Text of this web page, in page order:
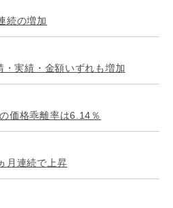
続の増加
実績・金額いずれも増加
価格乖離率は6.14％
月連続で上昇